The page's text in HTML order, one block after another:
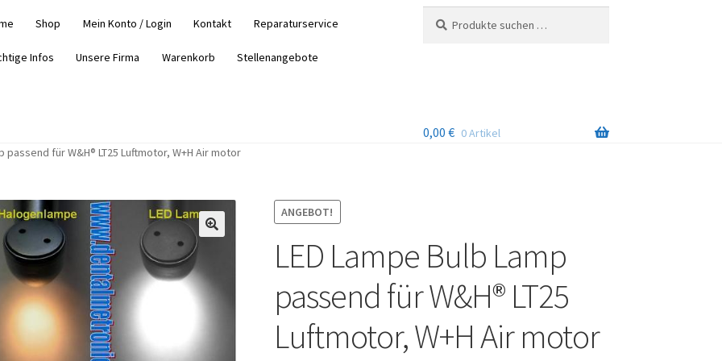
Shop Mein Konto / Login Kontakt Reparaturservice
Infos Unsere Firma Warenkorb Stellenangebote
nach:
0,00 € 0 Artikel
passend für W&H® LT25 Luftmotor, W+H Air motor
ANGEBOT!
LED Lampe Bulb Lamp
passend für W&H® LT25
Luftmotor, W+H Air motor